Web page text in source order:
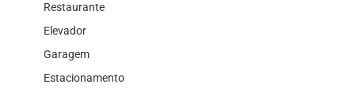
Restaurante
Elevador
Garagem
Estacionamento